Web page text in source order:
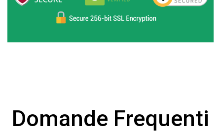
Domande Frequenti